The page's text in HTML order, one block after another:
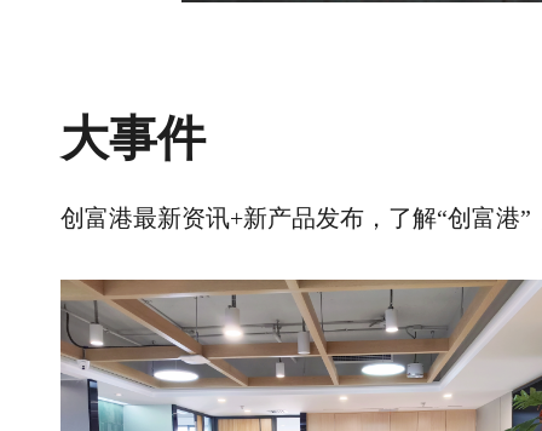
大事件
创富港最新资讯+新产品发布，了解“创富港